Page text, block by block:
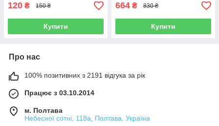
120 ₴ 150 ₴
Купити
664 ₴ 830 ₴
Купити
Про нас
100% позитивних з 2191 відгука за рік
Працює з 03.10.2014
м. Полтава
Небесної сотні, 118а, Полтава, Україна